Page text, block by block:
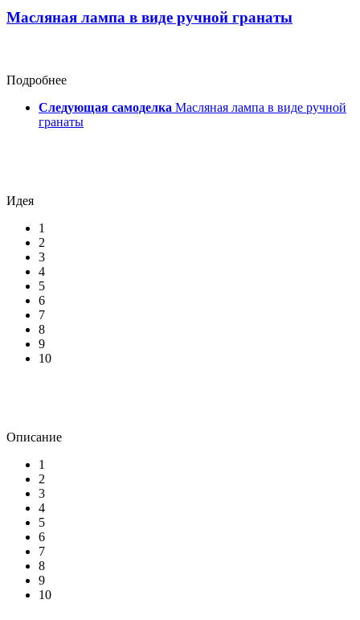
Масляная лампа в виде ручной гранаты
Подробнее
Следующая самоделка Масляная лампа в виде ручной
гранаты
Идея
1
2
3
4
5
6
7
8
9
10
Описание
1
2
3
4
5
6
7
8
9
10